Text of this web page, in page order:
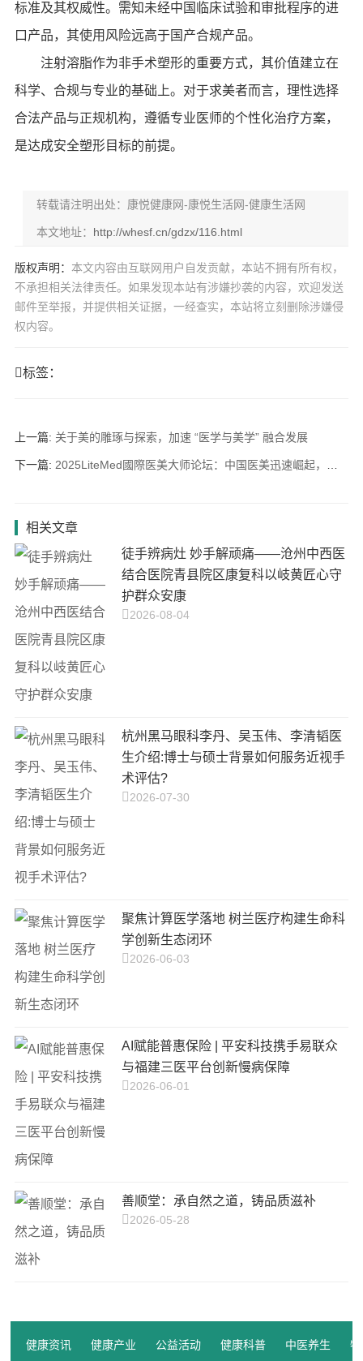
标准及其权威性。需知未经中国临床试验和审批程序的进
口产品，其使用风险远高于国产合规产品。
注射溶脂作为非手术塑形的重要方式，其价值建立在
科学、合规与专业的基础上。对于求美者而言，理性选择
合法产品与正规机构，遵循专业医师的个性化治疗方案，
是达成安全塑形目标的前提。
转载请注明出处：康悦健康网-康悦生活网-健康生活网
本文地址： http://whesf.cn/gdzx/116.html
版权声明： 本文内容由互联网用户自发贡献，本站不拥有所有权，
不承担相关法律责任。如果发现本站有涉嫌抄袭的内容，欢迎发送
邮件至举报，并提供相关证据，一经查实，本站将立刻删除涉嫌侵
权内容。
标签：
上一篇: 关于美的雕琢与探索，加速 “医学与美学” 融合发展
下一篇: 2025LiteMed國際医美大师论坛：中国医美迅速崛起，铸就全球技术交流新高地
相关文章
徒手辨病灶 妙手解顽痛——沧州中西医
结合医院青县院区康复科以岐黄匠心守
护群众安康
2026-08-04
杭州黑马眼科李丹、吴玉伟、李清韬医
生介绍:博士与硕士背景如何服务近视手
术评估?
2026-07-30
聚焦计算医学落地 树兰医疗构建生命科
学创新生态闭环
2026-06-03
AI赋能普惠保险 | 平安科技携手易联众
与福建三医平台创新慢病保障
2026-06-01
善顺堂：承自然之道，铸品质滋补
2026-05-28
健康资讯 健康产业 公益活动 健康科普 中医养生